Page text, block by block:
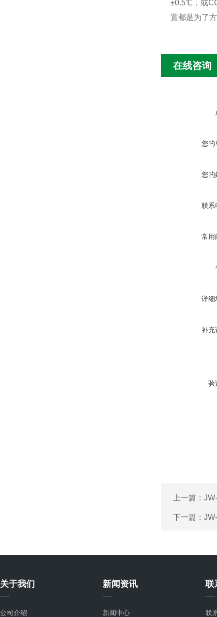
±0.5℃，或
置都是为了
在线咨询
您的
您的
联系
常用
详细
补充
验
上一篇：
下一篇：
关于我们
公司介绍
新闻资讯
新闻中心
联
联